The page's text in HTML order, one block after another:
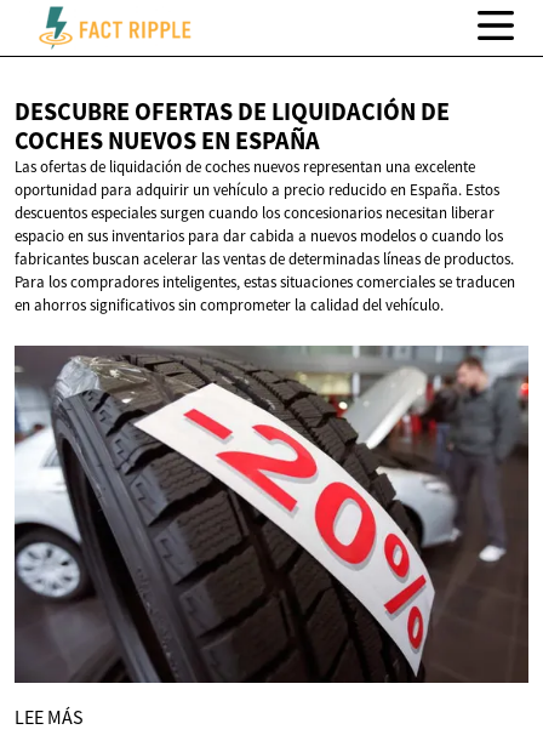
DESCUBRE OFERTAS DE LIQUIDACIÓN DE
COCHES NUEVOSEN ESPAÑA
Las ofertas de liquidación de coches nuevos representan una excelente
oportunidad para adquirir un vehículo a precio reducido en España. Estos
descuentos especiales surgen cuando los concesionarios necesitan liberar
espacio en sus inventarios para dar cabida a nuevos modelos o cuando los
fabricantes buscan acelerar las ventas de determinadas líneas de productos.
Para los compradores inteligentes, estas situaciones comerciales se traducen
en ahorros significativos sin comprometer la calidad del vehículo.
LEE MÁS